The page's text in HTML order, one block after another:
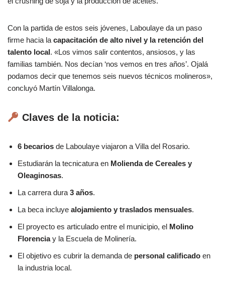
Con la partida de estos seis jóvenes, Laboulaye da un paso
firme hacia la capacitación de alto nivel y la retención del
talento local. «Los vimos salir contentos, ansiosos, y las
familias también. Nos decían ‘nos vemos en tres años’. Ojalá
podamos decir que tenemos seis nuevos técnicos molineros»,
concluyó Martín Villalonga.
Claves de la noticia:
6 becarios de Laboulaye viajaron a Villa del Rosario.
Estudiarán la tecnicatura en Molienda de Cereales y
Oleaginosas.
La carrera dura 3 años.
La beca incluye alojamiento y traslados mensuales.
El proyecto es articulado entre el municipio, el Molino
Florenciay la Escuela de Molinería.
El objetivo es cubrir la demanda de personal calificado en
la industria local.